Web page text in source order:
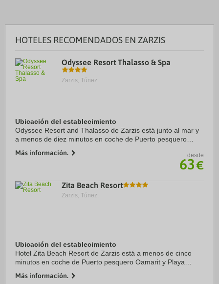
HOTELES RECOMENDADOS EN ZARZIS
Odyssee Resort Thalasso & Spa
Zarzis, Túnez.
Ubicación del establecimiento
Odyssee Resort and Thalasso de Zarzis está junto al mar y
a menos de diez minutos en coche de Puerto pesquero
se encuentra a 8,8 km de Playa Amira y ...
Más información. desde
63€
Zita Beach Resort
Zarzis, Túnez.
Ubicación del establecimiento
Hotel Zita Beach Resort de Zarzis está a menos de cinco
minutos en coche de Puerto pesquero Oamarit y Playa
km de Playa Amira y a 28,5 km de Museo ...
Más información.